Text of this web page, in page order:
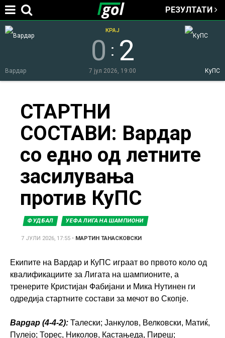
Jump to navigation
РЕЗУЛТАТИ
Вардар КуПС
0 : 2
КРАЈ
7 јул 2026, 19:00
here
СТАРТНИ
СОСТАВИ: Вардар
со едно од летните
засилувања
против КуПС
ФУДБАЛ УЕФА ЛИГА НА ШАМПИОНИ
7 ЈУЛИ 2026, 17:55 • МАРТИН ТАНАСКОВСКИ
Екипите на Вардар и КуПС играат во првото коло од
квалификациите за Лигата на шампионите, а
тренерите Кристијан Фабијани и Мика Нутинен ги
одредија стартните состави за мечот во Скопје.
Вардар (4-4-2): Талески; Јанкулов, Велковски, Матиќ,
Пулејо; Торес, Николов, Кастањеда, Пиреш;